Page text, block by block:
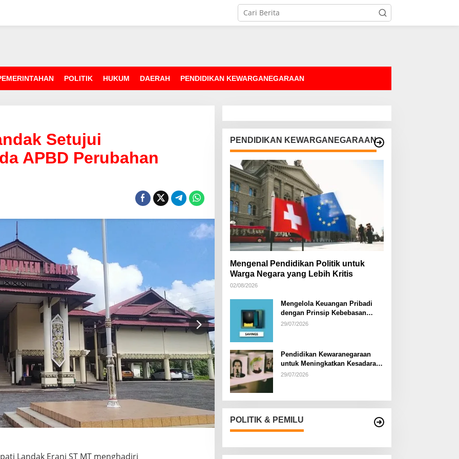
POLITIK HUKUM DAERAH PENDIDIKAN KEWARGANEGARAAN
Setujui
APBD Perubahan
Landak Erani ST MT menghadiri
PENDIDIKAN KEWARGANEGARAAN
Mengenal Pendidikan Politik untuk
Warga Negara yang Lebih Kritis
02/08/2026
Mengelola Keuangan Pribadi
dengan Prinsip Kebebasan
Finansial
29/07/2026
Pendidikan Kewaranegaraan
untuk Meningkatkan Kesadaran
Berbangsa dan Bernegara di…
29/07/2026
POLITIK & PEMILU